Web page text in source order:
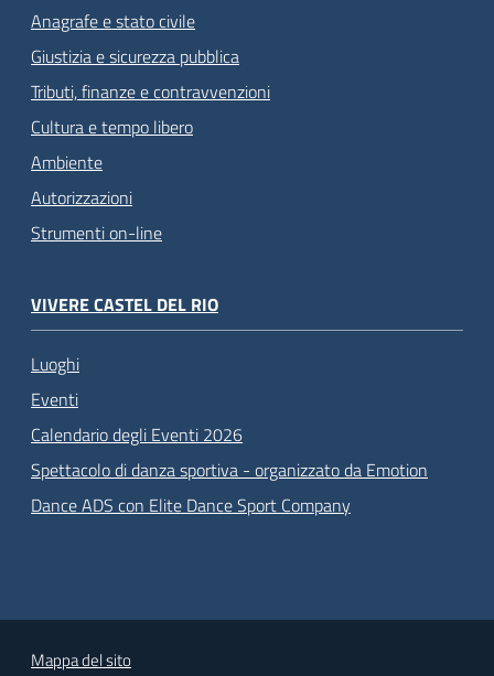
Anagrafe e stato civile
Giustizia e sicurezza pubblica
Tributi, finanze e contravvenzioni
Cultura e tempo libero
Ambiente
Autorizzazioni
Strumenti on-line
VIVERE CASTEL DEL RIO
Luoghi
Eventi
Calendario degli Eventi 2026
Spettacolo di danza sportiva - organizzato da Emotion
Dance ADS con Elite Dance Sport Company
Mappa del sito